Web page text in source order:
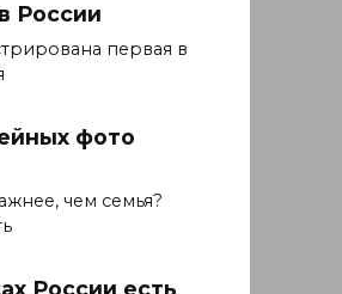
России
первая в
фото
чем семья?
России есть